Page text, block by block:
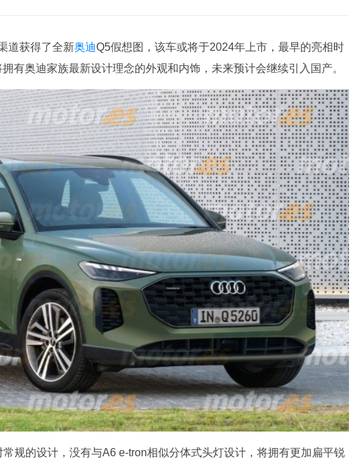
道获得了全新奥迪Q5假想图，该车或将于2024年上市，最早的亮相时
有奥迪家族最新设计理念的外观和内饰，未来预计会继续引入国产。
规的设计，没有与A6 e-tron相似分体式头灯设计，将拥有更加扁平锐